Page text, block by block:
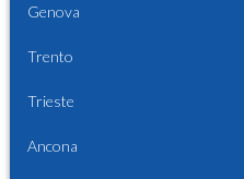
Genova
Trento
Trieste
Ancona